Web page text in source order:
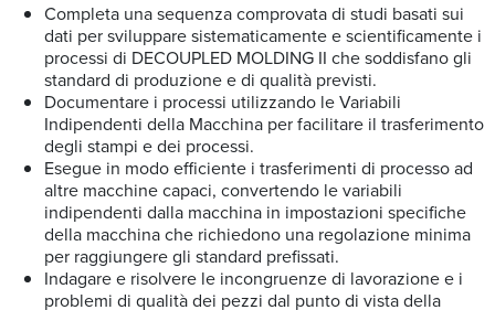
Completa una sequenza comprovata di studi basati sui
dati per sviluppare sistematicamente e scientificamente i
processi di DECOUPLED MOLDING II che soddisfano gli
standard di produzione e di qualità previsti.
Documentare i processi utilizzando le Variabili
Indipendenti della Macchina per facilitare il trasferimento
degli stampi e dei processi.
Esegue in modo efficiente i trasferimenti di processo ad
altre macchine capaci, convertendo le variabili
indipendenti dalla macchina in impostazioni specifiche
della macchina che richiedono una regolazione minima
per raggiungere gli standard prefissati.
Indagare e risolvere le incongruenze di lavorazione e i
problemi di qualità dei pezzi dal punto di vista della